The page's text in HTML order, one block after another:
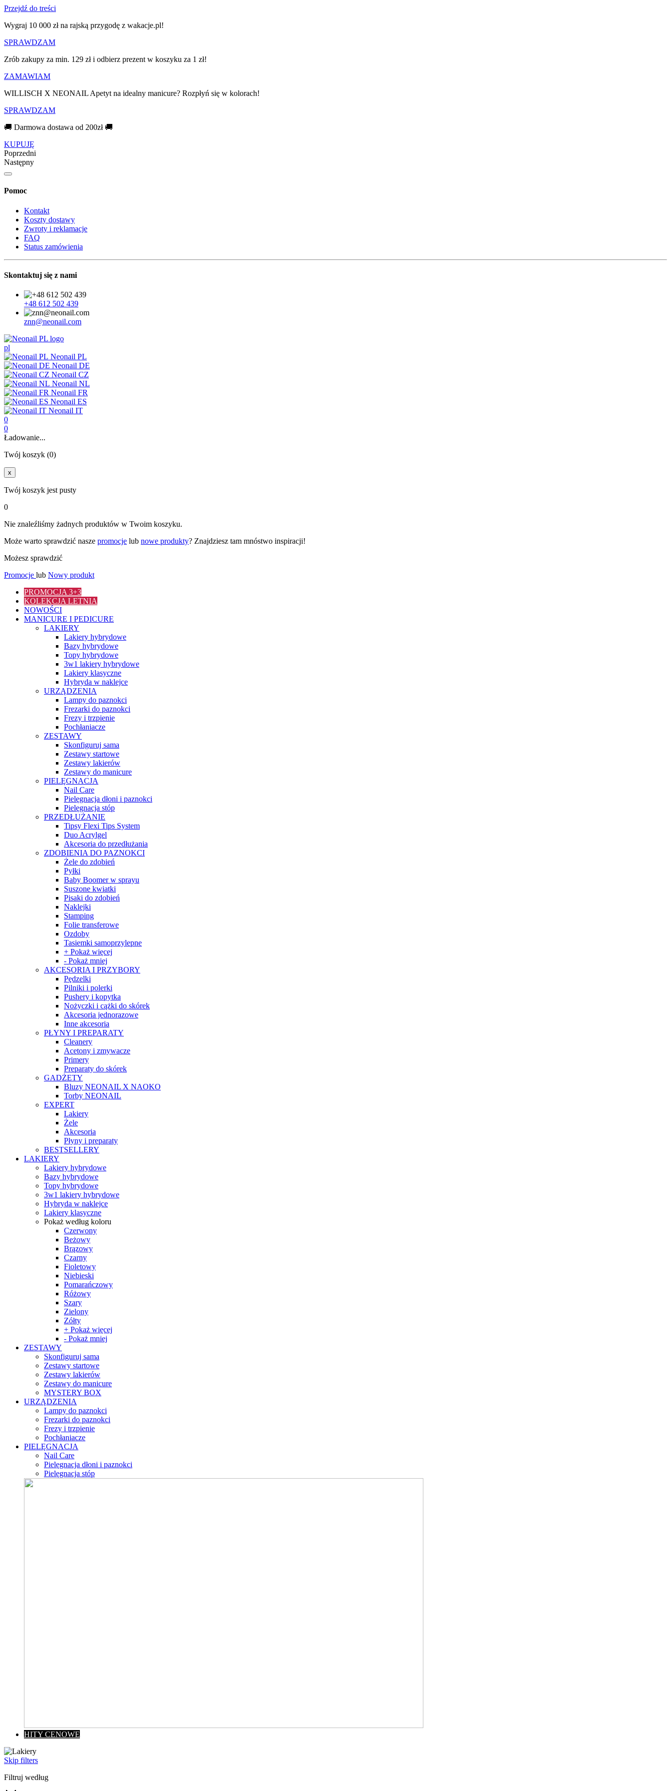
Przejdź do treści
Wygraj 10 000 zł na rajską przygodę z wakacje.pl!​
SPRAWDZAM
Zrób zakupy za min. 129 zł i odbierz prezent w koszyku za 1 zł!
ZAMAWIAM
WILLISCH X NEONAIL Apetyt na idealny manicure? Rozpłyń się w kolorach!
SPRAWDZAM
🚚 Darmowa dostawa od 200zł 🚚
KUPUJĘ
Poprzedni
Następny
Pomoc
Kontakt
Koszty dostawy
Zwroty i reklamacje
FAQ
Status zamówienia
Skontaktuj się z nami
+48 612 502 439
znn@neonail.com
pl
Neonail PL
Neonail DE
Neonail CZ
Neonail NL
Neonail FR
Neonail ES
Neonail IT
0
0
Ładowanie...
Twój koszyk (0)
x
Twój koszyk jest pusty
0
Nie znaleźliśmy żadnych produktów w Twoim koszyku.
Może warto sprawdzić nasze promocje lub nowe produkty? Znajdziesz tam mnóstwo inspiracji!
Możesz sprawdzić
Promocje lub Nowy produkt
PROMOCJA 3+3
KOLEKCJA LETNIA
NOWOŚCI
MANICURE I PEDICURE
LAKIERY
Lakiery hybrydowe
Bazy hybrydowe
Topy hybrydowe
3w1 lakiery hybrydowe
Lakiery klasyczne
Hybryda w naklejce
URZĄDZENIA
Lampy do paznokci
Frezarki do paznokci
Frezy i trzpienie
Pochłaniacze
ZESTAWY
Skonfiguruj sama
Zestawy startowe
Zestawy lakierów
Zestawy do manicure
PIELĘGNACJA
Nail Care
Pielęgnacja dłoni i paznokci
Pielęgnacja stóp
PRZEDŁUŻANIE
Tipsy Flexi Tips System
Duo Acrylgel
Akcesoria do przedłużania
ZDOBIENIA DO PAZNOKCI
Żele do zdobień
Pyłki
Baby Boomer w sprayu
Suszone kwiatki
Pisaki do zdobień
Naklejki
Stamping
Folie transferowe
Ozdoby
Tasiemki samoprzylepne
+ Pokaż więcej
- Pokaż mniej
AKCESORIA I PRZYBORY
Pędzelki
Pilniki i polerki
Pushery i kopytka
Nożyczki i cążki do skórek
Akcesoria jednorazowe
Inne akcesoria
PŁYNY I PREPARATY
Cleanery
Acetony i zmywacze
Primery
Preparaty do skórek
GADŻETY
Bluzy NEONAIL X NAOKO
Torby NEONAIL
EXPERT
Lakiery
Żele
Akcesoria
Płyny i preparaty
BESTSELLERY
LAKIERY
Lakiery hybrydowe
Bazy hybrydowe
Topy hybrydowe
3w1 lakiery hybrydowe
Hybryda w naklejce
Lakiery klasyczne
Pokaż według koloru
Czerwony
Beżowy
Brązowy
Czarny
Fioletowy
Niebieski
Pomarańczowy
Różowy
Szary
Zielony
Zółty
+ Pokaż więcej
- Pokaż mniej
ZESTAWY
Skonfiguruj sama
Zestawy startowe
Zestawy lakierów
Zestawy do manicure
MYSTERY BOX
URZĄDZENIA
Lampy do paznokci
Frezarki do paznokci
Frezy i trzpienie
Pochłaniacze
PIELĘGNACJA
Nail Care
Pielęgnacja dłoni i paznokci
Pielęgnacja stóp
HITY CENOWE
Skip filters
Filtruj według